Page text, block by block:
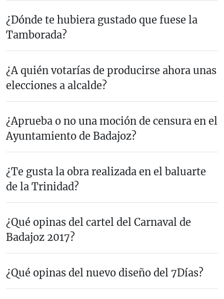
¿Dónde te hubiera gustado que fuese la
Tamborada?
¿A quién votarías de producirse ahora unas
elecciones a alcalde?
¿Aprueba o no una moción de censura en el
Ayuntamiento de Badajoz?
¿Te gusta la obra realizada en el baluarte
de la Trinidad?
¿Qué opinas del cartel del Carnaval de
Badajoz 2017?
¿Qué opinas del nuevo diseño del 7Días?